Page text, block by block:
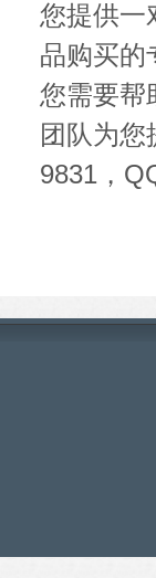
您提供一
品购买的
您需要帮
团队为
9831，